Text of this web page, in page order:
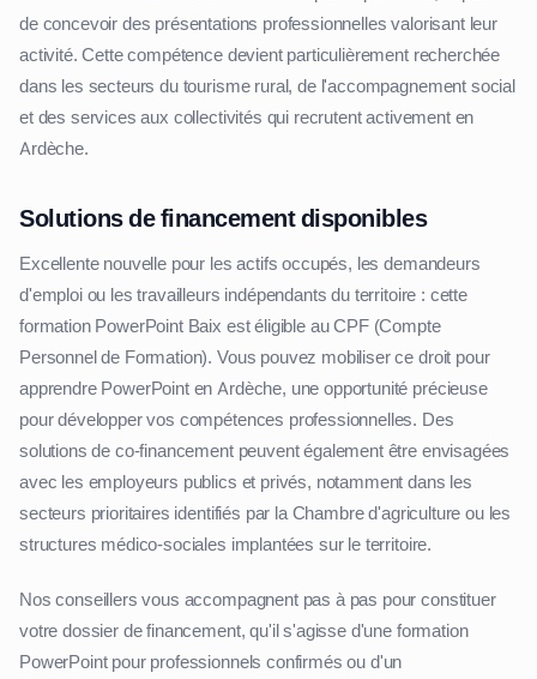
de concevoir des présentations professionnelles valorisant leur
activité. Cette compétence devient particulièrement recherchée
dans les secteurs du tourisme rural, de l'accompagnement social
et des services aux collectivités qui recrutent activement en
Ardèche.
Solutions de financement disponibles
Excellente nouvelle pour les actifs occupés, les demandeurs
d'emploi ou les travailleurs indépendants du territoire : cette
formation PowerPoint Baix est éligible au CPF (Compte
Personnel de Formation). Vous pouvez mobiliser ce droit pour
apprendre PowerPoint en Ardèche, une opportunité précieuse
pour développer vos compétences professionnelles. Des
solutions de co-financement peuvent également être envisagées
avec les employeurs publics et privés, notamment dans les
secteurs prioritaires identifiés par la Chambre d'agriculture ou les
structures médico-sociales implantées sur le territoire.
Nos conseillers vous accompagnent pas à pas pour constituer
votre dossier de financement, qu'il s'agisse d'une formation
PowerPoint pour professionnels confirmés ou d'un